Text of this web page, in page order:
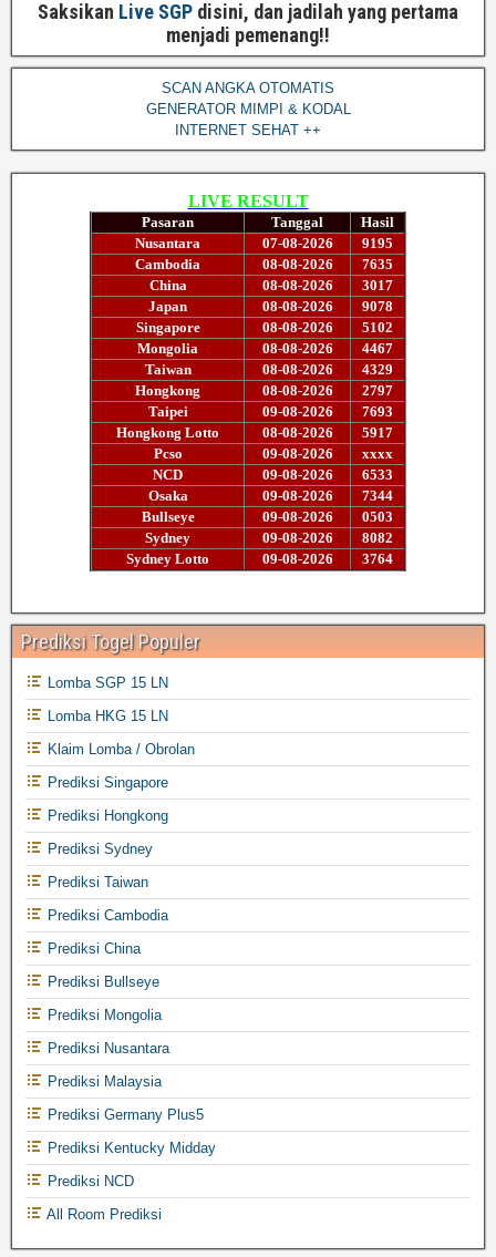
Saksikan Live SGP disini, dan jadilah yang pertama
menjadi pemenang!!
SCAN ANGKA OTOMATIS
GENERATOR MIMPI & KODAL
INTERNET SEHAT ++
Prediksi Togel Populer
Lomba SGP 15 LN
Lomba HKG 15 LN
Klaim Lomba / Obrolan
Prediksi Singapore
Prediksi Hongkong
Prediksi Sydney
Prediksi Taiwan
Prediksi Cambodia
Prediksi China
Prediksi Bullseye
Prediksi Mongolia
Prediksi Nusantara
Prediksi Malaysia
Prediksi Germany Plus5
Prediksi Kentucky Midday
Prediksi NCD
All Room Prediksi